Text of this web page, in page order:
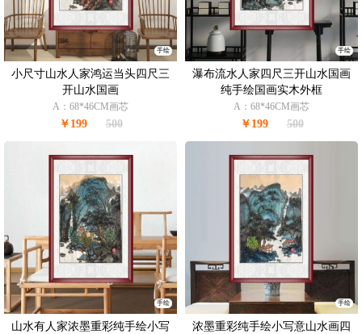
手绘
小尺寸山水人家鸿运当头四尺三
开山水国画
A：68*46CM画芯
￥199 500
手绘
瀑布流水人家四尺三开山水国画
纯手绘国画实木外框
A：68*46CM画芯
￥199 500
手绘
山水有人家浓墨重彩纯手绘小写
手绘
浓墨重彩纯手绘小写意山水画四